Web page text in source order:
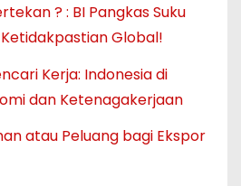
? : BI Pangkas Suku
Global!
Kerja: Indonesia di
dan Ketenagakerjaan
atau Peluang bagi Ekspor